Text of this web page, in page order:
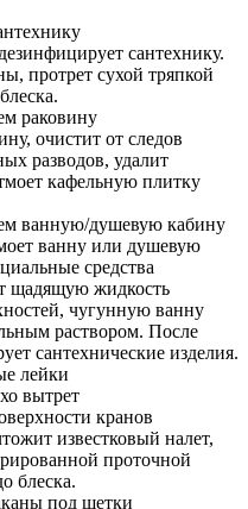
сантехнику.
протрет сухой тряпкой
раковину
очистит от следов
разводов, удалит
кафельную плитку
ванную/душевую кабину
ванну или душевую
средства
щадящую жидкость
чугунную ванну
раствором. После
сантехнические изделия.
лейки
вытрет
кранов
известковый налет,
проточной
блеска.
под щетки